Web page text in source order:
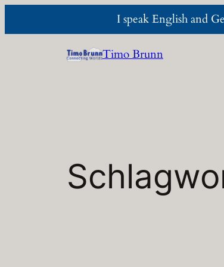
I speak English and
Timo Brunn